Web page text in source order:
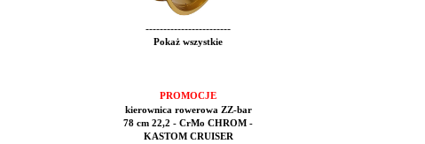
------------------------
Pokaż wszystkie
PROMOCJE
kierownica rowerowa ZZ-bar
78 cm 22,2 - CrMo CHROM -
KASTOM CRUISER